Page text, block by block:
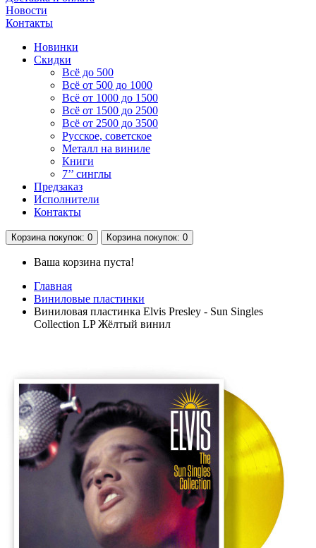
Новости
Контакты
Новинки
Скидки
Всё до 500
Всё от 500 до 1000
Всё от 1000 до 1500
Всё от 1500 до 2500
Всё от 2500 до 3500
Русское, советское
Металл на виниле
Книги
7’’ синглы
Предзаказ
Исполнители
Контакты
Корзина покупок: 0 Корзина покупок: 0
Ваша корзина пуста!
Главная
Виниловые пластинки
Виниловая пластинка Elvis Presley - Sun Singles
Collection LP Жёлтый винил